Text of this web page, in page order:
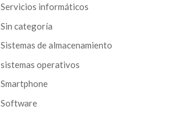
Servicios informáticos
Sin categoría
Sistemas de almacenamiento
sistemas operativos
Smartphone
Software